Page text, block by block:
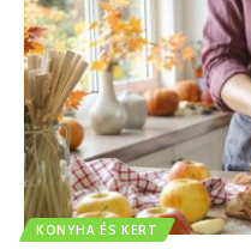
KONYHA ÉS KERT